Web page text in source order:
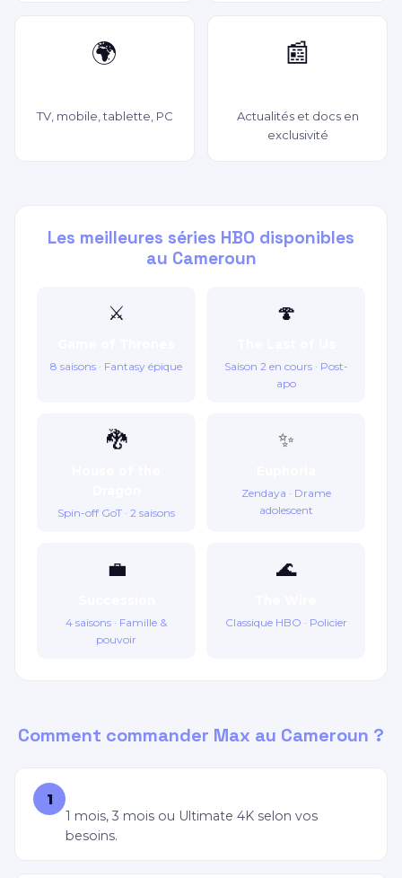
🌍
TV, mobile, tablette, PC
📰
Actualités et docs en
exclusivité
Les meilleures séries HBO disponibles
au Cameroun
⚔️
8 saisons · Fantasy épique
🍄
Saison 2 en cours · Post-
apo
🐉
Spin-off GoT · 2 saisons
✨
Zendaya · Drame
adolescent
💼
4 saisons · Famille &
pouvoir
🌊
Classique HBO · Policier
Comment commander Max au Cameroun ?
1
1 mois, 3 mois ou Ultimate 4K selon vos
besoins.